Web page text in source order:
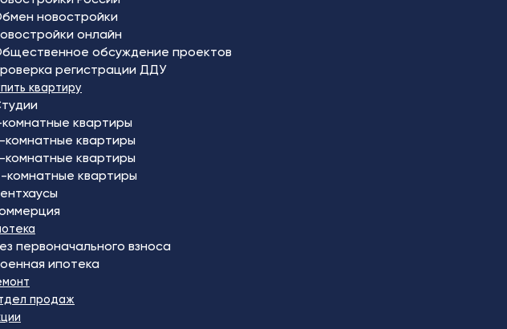
новостройки
онлайн
обсуждение проектов
регистрации ДДУ
квартиру
комнатные квартиры
комнатные квартиры
комнатные квартиры
комнатные квартиры
первоначального взноса
ипотека
продаж